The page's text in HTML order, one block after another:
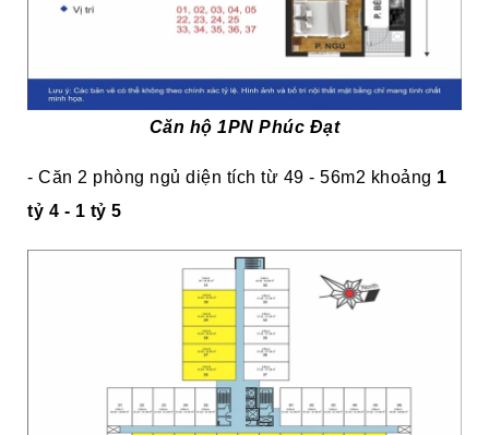
Căn hộ 1PN Phúc Đạt
- Căn 2 phòng ngủ diện tích từ 49 - 56m2 khoảng 1
tỷ 4 - 1 tỷ 5